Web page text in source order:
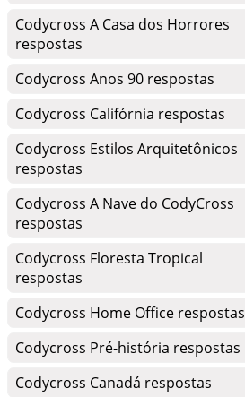
Codycross A Casa dos Horrores
respostas
Codycross Anos 90 respostas
Codycross Califórnia respostas
Codycross Estilos Arquitetônicos
respostas
Codycross A Nave do CodyCross
respostas
Codycross Floresta Tropical
respostas
Codycross Home Office respostas
Codycross Pré-história respostas
Codycross Canadá respostas